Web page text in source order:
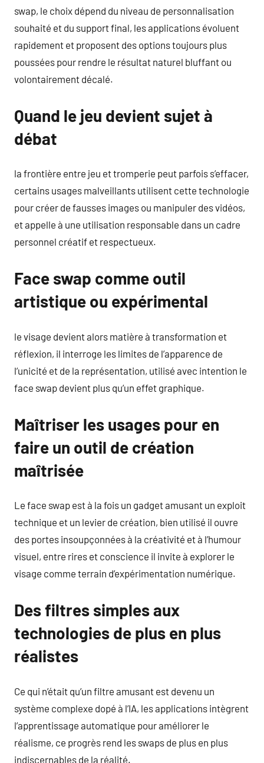
swap, le choix dépend du niveau de personnalisation
souhaité et du support final, les applications évoluent
rapidement et proposent des options toujours plus
poussées pour rendre le résultat naturel bluffant ou
volontairement décalé.
Quand le jeu devient sujet à
débat
la frontière entre jeu et tromperie peut parfois s’effacer,
certains usages malveillants utilisent cette technologie
pour créer de fausses images ou manipuler des vidéos,
et appelle à une utilisation responsable dans un cadre
personnel créatif et respectueux.
Face swap comme outil
artistique ou expérimental
le visage devient alors matière à transformation et
réflexion, il interroge les limites de l’apparence de
l’unicité et de la représentation, utilisé avec intention le
face swap devient plus qu’un effet graphique.
Maîtriser les usages pour en
faire un outil de création
maîtrisée
Le face swap est à la fois un gadget amusant un exploit
technique et un levier de création, bien utilisé il ouvre
des portes insoupçonnées à la créativité et à l’humour
visuel, entre rires et conscience il invite à explorer le
visage comme terrain d’expérimentation numérique.
Des filtres simples aux
technologies de plus en plus
réalistes
Ce qui n’était qu’un filtre amusant est devenu un
système complexe dopé à l’IA, les applications intègrent
l’apprentissage automatique pour améliorer le
réalisme, ce progrès rend les swaps de plus en plus
indiscernables de la réalité.